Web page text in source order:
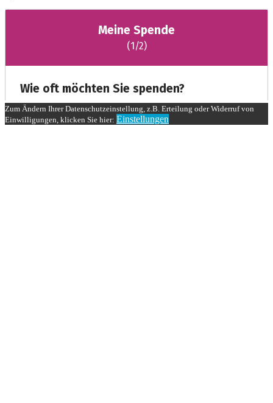
Zum Ändern Ihrer Datenschutzeinstellung, z.B. Erteilung oder Widerruf von
Einwilligungen, klicken Sie hier: Einstellungen